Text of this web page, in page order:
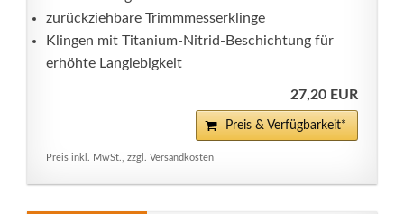
zurückziehbare Trimmmesserklinge
Klingen mit Titanium-Nitrid-Beschichtung für
erhöhte Langlebigkeit
27,20 EUR
Preis & Verfügbarkeit*
Preis inkl. MwSt., zzgl. Versandkosten